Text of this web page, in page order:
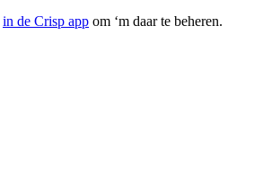
in de Crisp app om ‘m daar te beheren.